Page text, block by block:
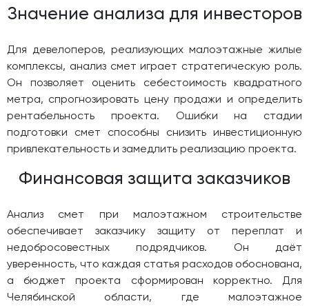
Значение анализа для инвесторов
Для девелоперов, реализующих малоэтажные жилые
комплексы, анализ смет играет стратегическую роль.
Он позволяет оценить себестоимость квадратного
метра, спрогнозировать цену продажи и определить
рентабельность проекта. Ошибки на стадии
подготовки смет способны снизить инвестиционную
привлекательность и замедлить реализацию проекта.
Финансовая защита заказчиков
Анализ смет при малоэтажном строительстве
обеспечивает заказчику защиту от переплат и
недобросовестных подрядчиков. Он даёт
уверенность, что каждая статья расходов обоснована,
а бюджет проекта сформирован корректно. Для
Челябинской области, где малоэтажное